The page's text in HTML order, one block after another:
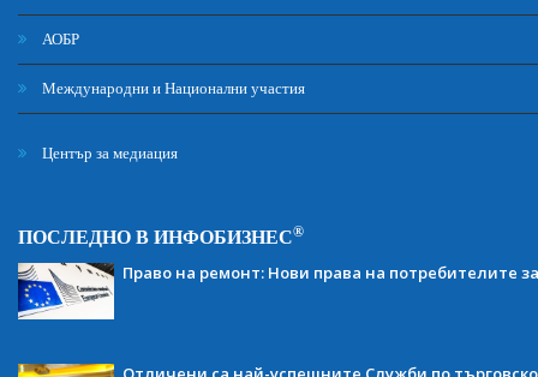
АОБР
Международни и Национални участия
Център за медиация
ПОСЛЕДНО В ИНФОБИЗНЕС®
Право на ремонт: Нови права на потребителите